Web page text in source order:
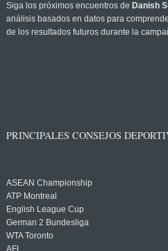
Siga los próximos encuentros de Danish
análisis basados en datos para
de los resultados futuros durante la
PRINCIPALES CONSEJOS
ASEAN Championship
ATP Montreal
English League Cup
German 2 Bundesliga
WTA Toronto
AFL